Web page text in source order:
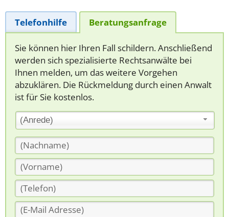
Telefonhilfe Beratungsanfrage
Sie können hier Ihren Fall schildern. Anschließend
werden sich spezialisierte Rechtsanwälte bei
Ihnen melden, um das weitere Vorgehen
abzuklären. Die Rückmeldung durch einen Anwalt
ist für Sie kostenlos.
(Anrede)